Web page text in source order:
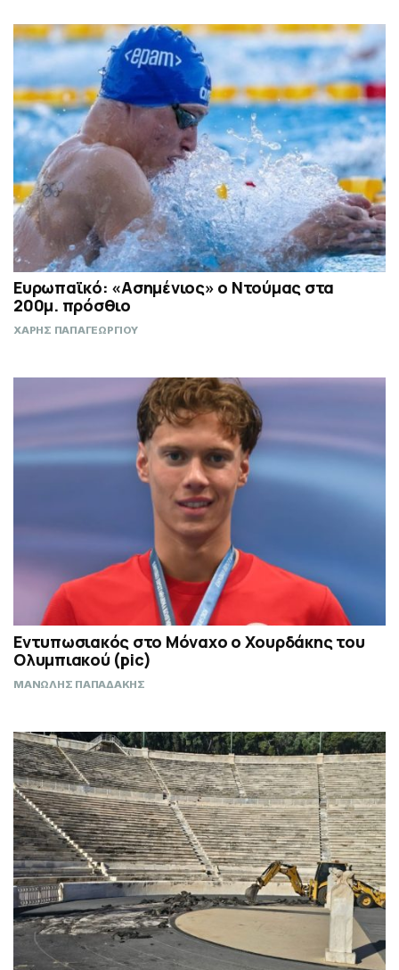
Ευρωπαϊκό: «Ασημένιος» ο Ντούμας στα
200μ. πρόσθιο
ΧΑΡΗΣ ΠΑΠΑΓΕΩΡΓΙΟΥ
Εντυπωσιακός στο Μόναχο ο Χουρδάκης του
Ολυμπιακού (pic)
ΜΑΝΩΛΗΣ ΠΑΠΑΔΑΚΗΣ